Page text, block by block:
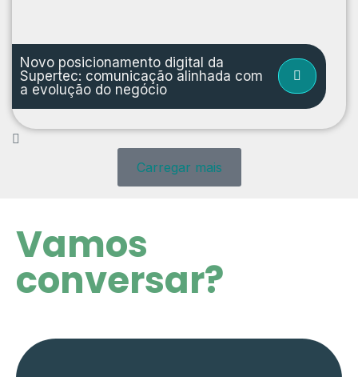
Novo posicionamento digital da
Supertec: comunicação alinhada com
a evolução do negócio
Carregar mais
Vamos
conversar?